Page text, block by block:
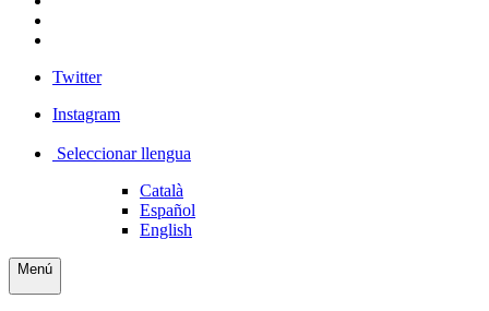
Twitter
Instagram
Seleccionar llengua
Català
Español
English
Menú